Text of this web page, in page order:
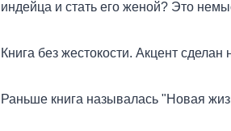
индейца и стать его женой? Это
Книга без жестокости. Акцент
Раньше книга называлась "Новая